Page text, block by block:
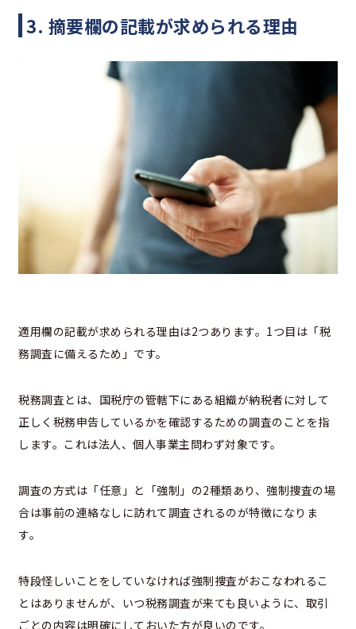
3. 摘要欄の記載が求められる理由
適用欄の記載が求められる理由は2つあります。1つ目は「税
務調査に備えるため」です。
税務調査とは、国税庁の管轄下にある組織が納税者に対して
正しく税務申告しているかを確認するための調査のことを指
します。これは法人、個人事業主問わず対象です。
調査の方式は「任意」と「強制」の2種類あり、強制捜査の場
合は事前の連絡なしに訪れて調査されるのが特徴になりま
す。
特段怪しいことをしていなければ強制捜査がおこなわれるこ
とはありませんが、いつ税務調査が来ても良いように、取引
ごとの内容は明確にしておいた方が良いのです。